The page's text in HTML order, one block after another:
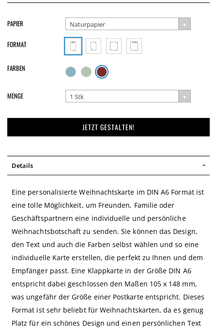
MENGE 1 Stk
PAPIER Naturpapier
FORMAT
FARBEN
JETZT GESTALTEN!
Details
Eine personalisierte Weihnachtskarte im DIN A6 Format ist
eine tolle Möglichkeit, um Freunden, Familie oder
Geschäftspartnern eine individuelle und persönliche
Weihnachtsbotschaft zu senden. Sie können das Design,
den Text und auch die Farben selbst wählen und so eine
individuelle Karte erstellen, die perfekt zu Ihnen und dem
Empfänger passt. Eine Klappkarte in der Größe DIN A6
entspricht dabei geschlossen den Maßen 105 x 148 mm,
was ungefähr der Größe einer Postkarte entspricht. Dieses
Format ist sehr beliebt für Weihnachtskarten, da es genug
Platz für ein schönes Design und einen persönlichen Text